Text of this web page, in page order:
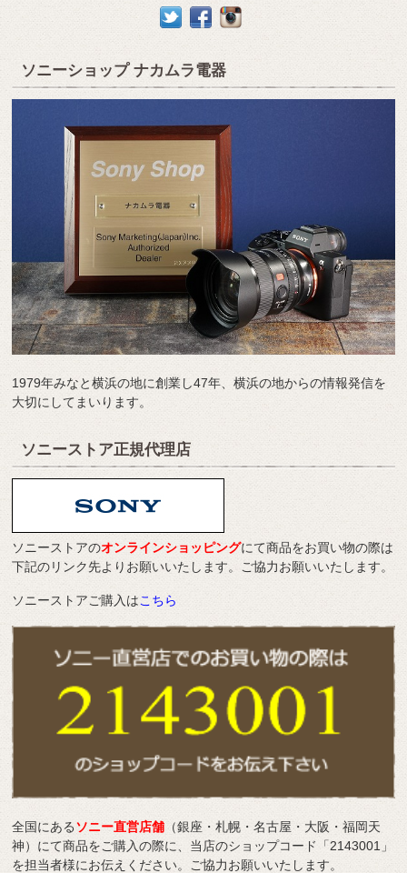
ソニーショップ ナカムラ電器
1979年みなと横浜の地に創業し47年、横浜の地からの情報発信を
大切にしてまいります。
ソニーストア正規代理店
ソニーストアのオンラインショッピングにて商品をお買い物の際は
下記のリンク先よりお願いいたします。ご協力お願いいたします。
ソニーストアご購入はこちら
全国にあるソニー直営店舗 （銀座・札幌・名古屋・大阪・福岡天
神）にて商品をご購入の際に、当店のショップコード「2143001」
を担当者様にお伝えください。ご協力お願いいたします。